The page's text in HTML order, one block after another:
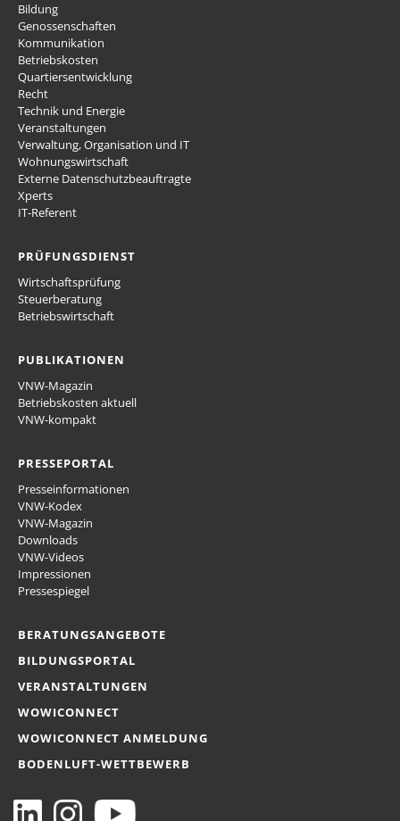
Bildung
Genossenschaften
Kommunikation
Betriebskosten
Quartiersentwicklung
Recht
Technik und Energie
Veranstaltungen
Verwaltung, Organisation und IT
Wohnungswirtschaft
Externe Datenschutzbeauftragte
Xperts
IT-Referent
PRÜFUNGSDIENST
Wirtschaftsprüfung
Steuerberatung
Betriebswirtschaft
PUBLIKATIONEN
VNW-Magazin
Betriebskosten aktuell
VNW-kompakt
PRESSEPORTAL
Presseinformationen
VNW-Kodex
VNW-Magazin
Downloads
VNW-Videos
Impressionen
Pressespiegel
BERATUNGSANGEBOTE
BILDUNGSPORTAL
VERANSTALTUNGEN
WOWICONNECT
WOWICONNECT ANMELDUNG
BODENLUFT-WETTBEWERB